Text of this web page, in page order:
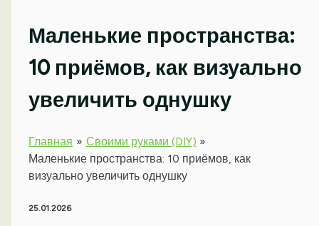
Маленькие пространства:
10 приёмов, как визуально
увеличить однушку
Главная
Своими руками (DIY)
Маленькие пространства: 10 приёмов, как
визуально увеличить однушку
25.01.2026